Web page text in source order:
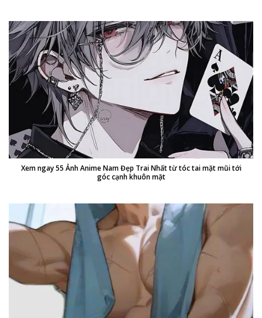
Xem ngay 55 Ảnh Anime Nam Đẹp Trai Nhất từ tóc tai mặt mũi tới
góc cạnh khuôn mặt